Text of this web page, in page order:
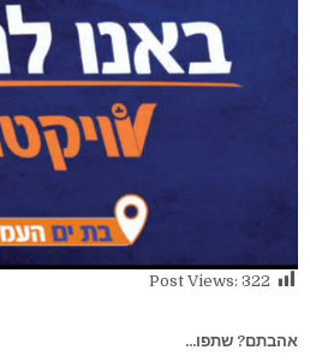
Post Views: 322
אהבתם? שתפו...